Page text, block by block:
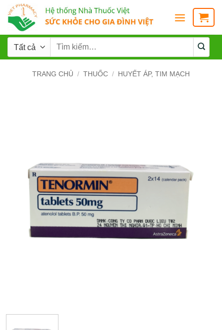
TRANG CHỦ / THUỐC / HUYẾT ÁP, TIM MẠCH